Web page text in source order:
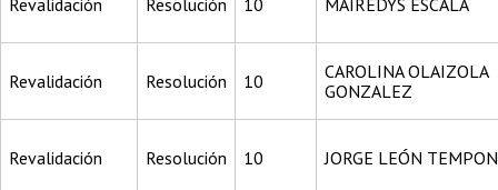
Revalidación Resolución 10 MAIREDYS ESCALA
Revalidación Resolución 10
CAROLINA OLAIZOLA
GONZALEZ
Revalidación Resolución 10 JORGE LEÓN